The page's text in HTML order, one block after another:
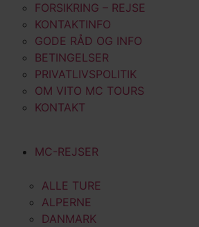
FORSIKRING – REJSE
KONTAKTINFO
GODE RÅD OG INFO
BETINGELSER
PRIVATLIVSPOLITIK
OM VITO MC TOURS
KONTAKT
MC-REJSER
ALLE TURE
ALPERNE
DANMARK